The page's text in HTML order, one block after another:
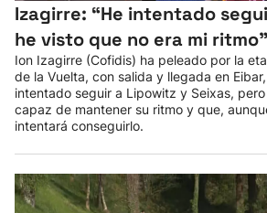
Más deportes
"Helmuga"
Izagirre: “He intentado
he visto que no era mi ritmo"
Ion Izagirre (Cofidis) ha peleado por la
de la Vuelta, con salida y llegada en
intentado seguir a Lipowitz y Seixas,
capaz de mantener su ritmo y que,
intentará conseguirlo.